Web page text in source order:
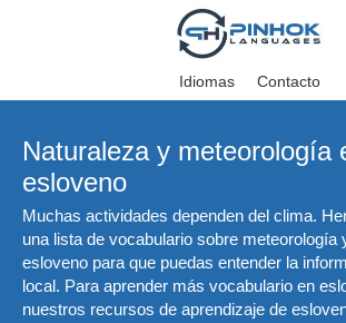
Idiomas Contacto
Naturaleza y meteorología
esloveno
Muchas actividades dependen del clima.
una lista de vocabulario sobre meteorología
esloveno para que puedas entender la
local. Para aprender más vocabulario en
nuestros recursos de aprendizaje de